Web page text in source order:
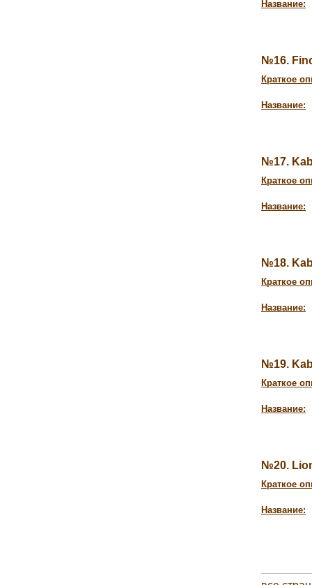
Название:
№16.
Краткое
Название:
№17.
Краткое
Название:
№18.
Краткое
Название:
№19.
Краткое
Название:
№20.
Краткое
Название: